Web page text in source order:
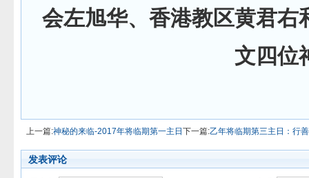
会左旭华、香港教区黄君右
文四位
上一篇:神秘的来临-2017年将临期第一主日 下一篇:乙年将临期第三主日：行
发表评论